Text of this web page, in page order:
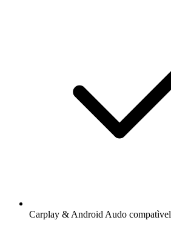
Carplay & Android Audo compatìvel